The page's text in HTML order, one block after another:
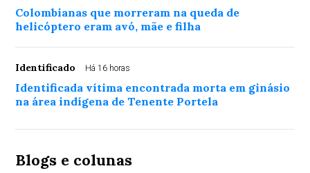
Colombianas que morreram na queda de
helicóptero eram avó, mãe e filha
Identificado Há 16 horas
Identificada vítima encontrada morta em ginásio
na área indígena de Tenente Portela
Blogs e colunas